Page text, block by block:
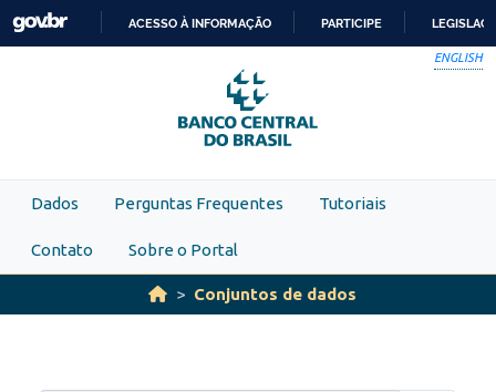
Skip to main content
PARA
O
CONTEÚDO
ACESSO À INFORMAÇÃO PARTICIPE
ENGLISH
Dados Perguntas Frequentes Tutoriais
Contato Sobre o Portal
Conjuntos de dados